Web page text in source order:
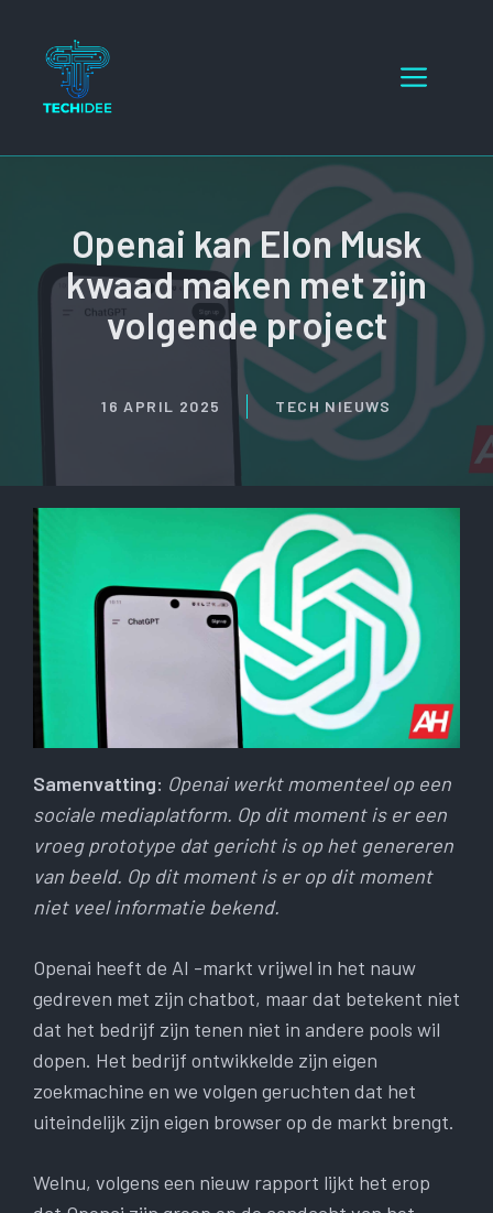
inhoud
Menu
Openai kan Elon Musk
kwaad maken met zijn
volgende project
16 APRIL 2025 TECH NIEUWS
Samenvatting: Openai werkt momenteel op een
sociale mediaplatform. Op dit moment is er een
vroeg prototype dat gericht is op het genereren
van beeld. Op dit moment is er op dit moment
niet veel informatie bekend.
Openai heeft de AI -markt vrijwel in het nauw
gedreven met zijn chatbot, maar dat betekent niet
dat het bedrijf zijn tenen niet in andere pools wil
dopen. Het bedrijf ontwikkelde zijn eigen
zoekmachine en we volgen geruchten dat het
uiteindelijk zijn eigen browser op de markt brengt.
Welnu, volgens een nieuw rapport lijkt het erop